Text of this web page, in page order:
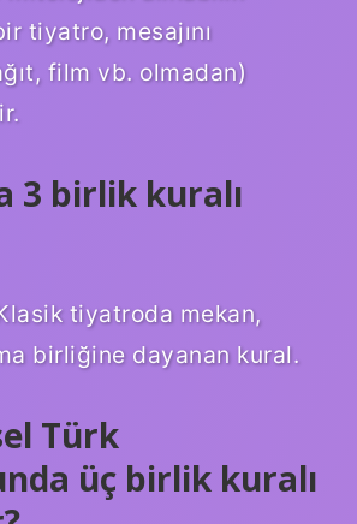
tiyatro, mesajını
film vb. olmadan)
3 birlik kuralı
tiyatroda mekan,
birliğine dayanan kural.
Türk
üç birlik kuralı